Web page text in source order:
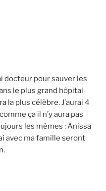
docteur pour sauver les
le plus grand hôpital
la plus célèbre. J’aurai 4
ça il n’y aura pas
les mêmes : Anissa
avec ma famille seront